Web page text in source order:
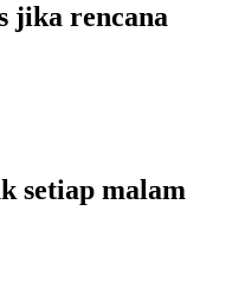
jika rencana
setiap malam